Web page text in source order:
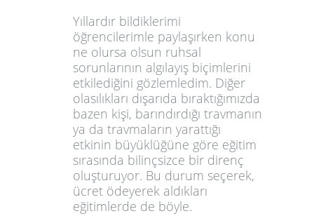
Yıllardır bildiklerimi
öğrencilerimle paylaşırken konu
ne olursa olsun ruhsal
sorunlarının algılayış biçimlerini
etkilediğini gözlemledim. Diğer
olasılıkları dışarıda bıraktığımızda
bazen kişi, barındırdığı travmanın
ya da travmaların yarattığı
etkinin büyüklüğüne göre eğitim
sırasında bilinçsizce bir direnç
oluşturuyor. Bu durum seçerek,
ücret ödeyerek aldıkları
eğitimlerde de böyle.